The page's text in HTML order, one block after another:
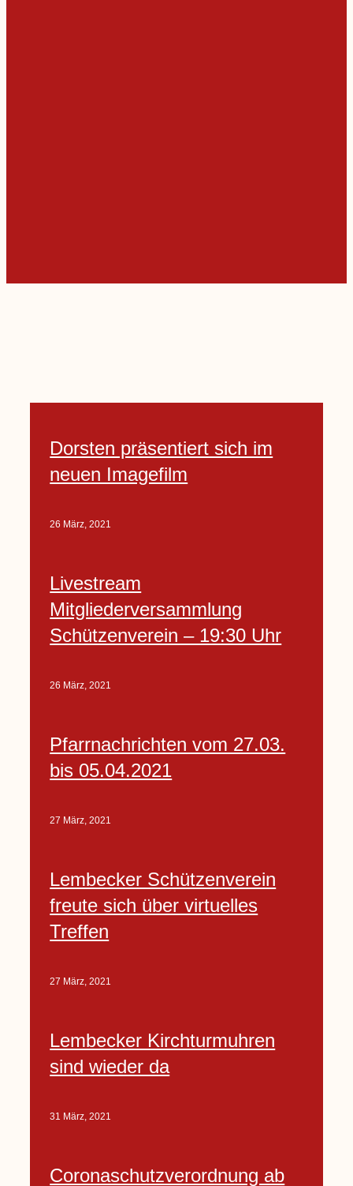
Dorsten präsentiert sich im
neuen Imagefilm
26 März, 2021
Livestream
Mitgliederversammlung
Schützenverein – 19:30 Uhr
26 März, 2021
Pfarrnachrichten vom 27.03.
bis 05.04.2021
27 März, 2021
Lembecker Schützenverein
freute sich über virtuelles
Treffen
27 März, 2021
Lembecker Kirchturmuhren
sind wieder da
31 März, 2021
Coronaschutzverordnung ab